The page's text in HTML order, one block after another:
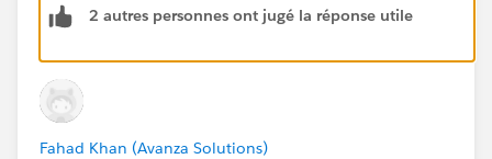
2 autres personnes ont jugé la réponse utile
Fahad Khan (Avanza Solutions)